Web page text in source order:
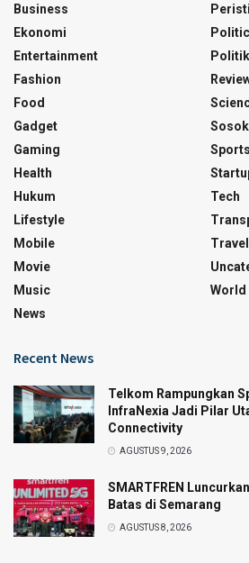
Business
Ekonomi
Entertainment
Fashion
Food
Gadget
Gaming
Health
Hukum
Lifestyle
Mobile
Movie
Music
News
Politik
Sosok
Sports
Tech
Travel
World
Recent News
Telkom Rampungkan
InfraNexia Jadi Pilar
Connectivity
AGUSTUS 9, 2026
SMARTFREN
Batas di Semarang
AGUSTUS 8, 2026